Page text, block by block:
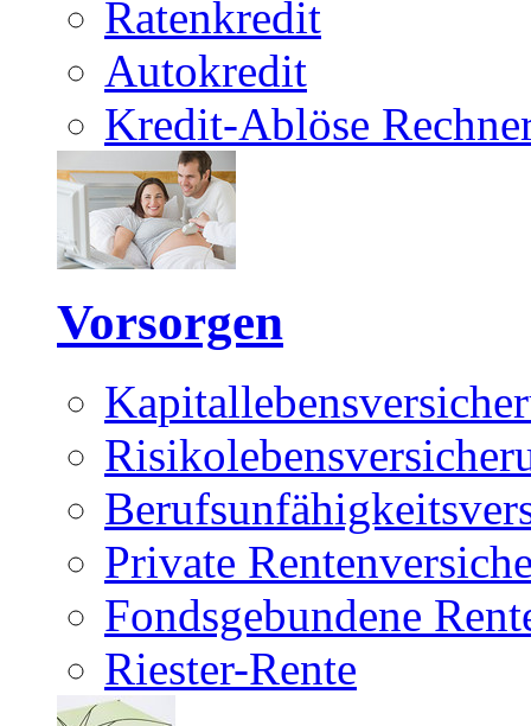
Ratenkredit
Autokredit
Kredit-Ablöse
Vorsorgen
Private
Fondsgebundene
Riester-Rente